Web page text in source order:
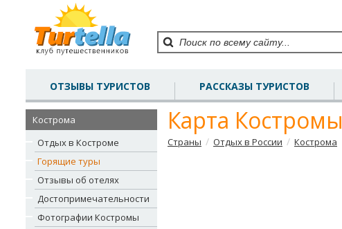
ОТЗЫВЫ ТУРИСТОВ РАССКАЗЫ ТУРИСТОВ
Кострома
Отдых в Костроме
Горящие туры
Отзывы об отелях
Достопримечательности
Фотографии Костромы
Карта Костромы
Страны / Отдых в России / Кострома